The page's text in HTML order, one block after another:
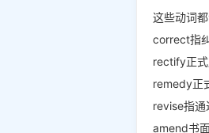
这些动词都
correct指
rectify正式
remedy正
revise指通
amend书